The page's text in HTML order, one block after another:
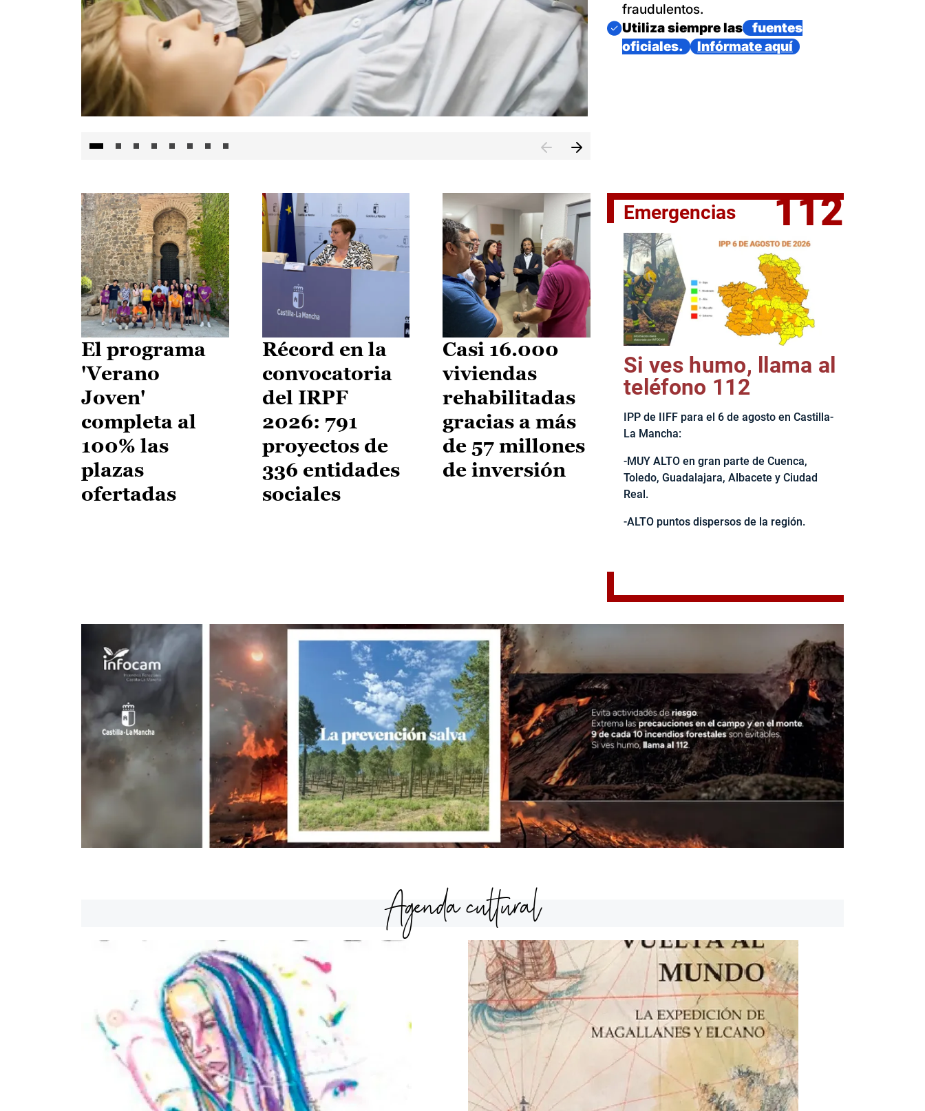
El jefe del Ejecutivo castellanomanchego, Emiliano García-
fraudulentos.
Imagen
Utiliza siempre las
fuentes
oficiales.
Infórmate aquí
El programa
'Verano
Joven'
completa al
100% las
plazas
ofertadas
Récord en la
convocatoria
del IRPF
2026: 791
proyectos de
336 entidades
sociales
Casi 16.000
viviendas
rehabilitadas
gracias a más
de 57 millones
de inversión
Emergencias 112
Si ves humo, llama al
teléfono 112
IPP de IIFF para el 6 de agosto en Castilla-
La Mancha:
-MUY ALTO en gran parte de Cuenca,
Toledo, Guadalajara, Albacete y Ciudad
Real.
-ALTO puntos dispersos de la región.
Agenda cultural